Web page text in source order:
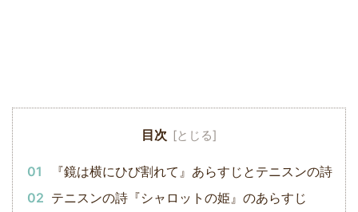
目次
『鏡は横にひび割れて』あらすじとテニスンの詩
テニスンの詩『シャロットの姫』のあらすじ